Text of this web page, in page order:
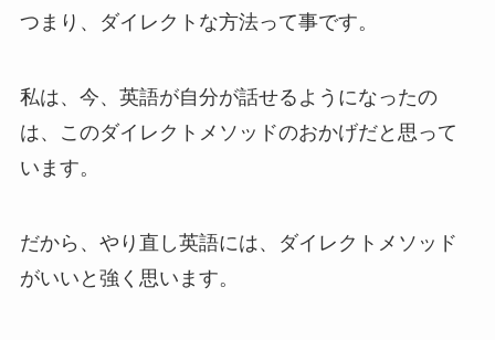
つまり、ダイレクトな方法って事です。
私は、今、英語が自分が話せるようになったの
は、このダイレクトメソッドのおかげだと思って
います。
だから、やり直し英語には、ダイレクトメソッド
がいいと強く思います。